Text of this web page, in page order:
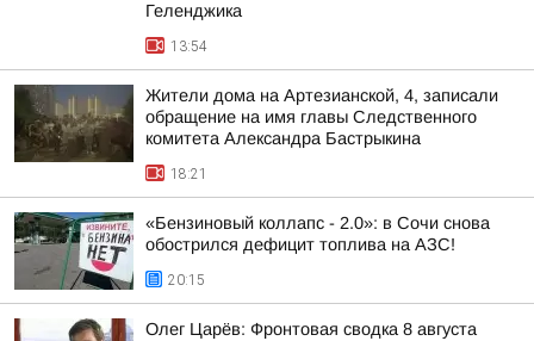
Геленджика
13:54
Жители дома на Артезианской, 4, записали
обращение на имя главы Следственного
комитета Александра Бастрыкина
18:21
«Бензиновый коллапс - 2.0»: в Сочи снова
обострился дефицит топлива на АЗС!
20:15
Олег Царёв: Фронтовая сводка 8 августа